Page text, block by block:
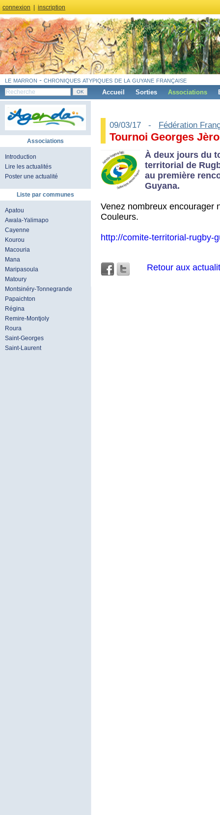
connexion inscription
le marron - chroniques atypiques de la guyane française
Accueil Sorties Associations
Associations
Introduction
Lire les actualités
Poster une actualité
Liste par communes
Apatou
Awala-Yalimapo
Cayenne
Kourou
Macouria
Mana
Maripasoula
Matoury
Montsinéry-Tonnegrande
Papaichton
Régina
Remire-Montjoly
Roura
Saint-Georges
Saint-Laurent
09/03/17 - Fédération
Tournoi Georges
À deux jours du
territorial de
au première
Guyana.
Venez nombreux encourager
Couleurs.
http://comite-territorial-rugby-
Retour aux